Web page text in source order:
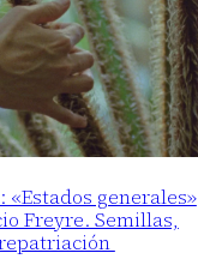
«Estados generales»
Freyre. Semillas,